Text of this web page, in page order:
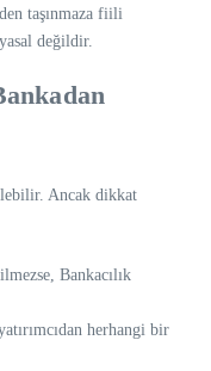
taşınmaza fiili
değildir.
Ancak dikkat
Bankacılık
herhangi bir